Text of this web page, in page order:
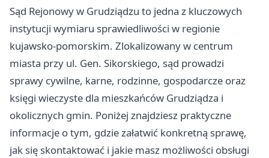
Sąd Rejonowy w Grudziądzu to jedna z kluczowych
instytucji wymiaru sprawiedliwości w regionie
kujawsko-pomorskim. Zlokalizowany w centrum
miasta przy ul. Gen. Sikorskiego, sąd prowadzi
sprawy cywilne, karne, rodzinne, gospodarcze oraz
księgi wieczyste dla mieszkańców Grudziądza i
okolicznych gmin. Poniżej znajdziesz praktyczne
informacje o tym, gdzie załatwić konkretną sprawę,
jak się skontaktować i jakie masz możliwości obsługi